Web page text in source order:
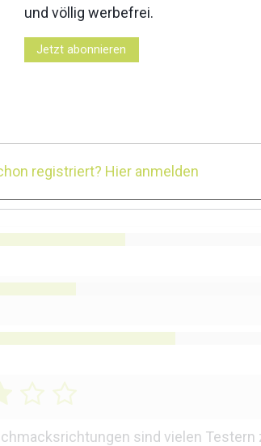
sind vielen Testern
und völlig werbefrei.
Jetzt abonnieren
registriert? Hier anmelden